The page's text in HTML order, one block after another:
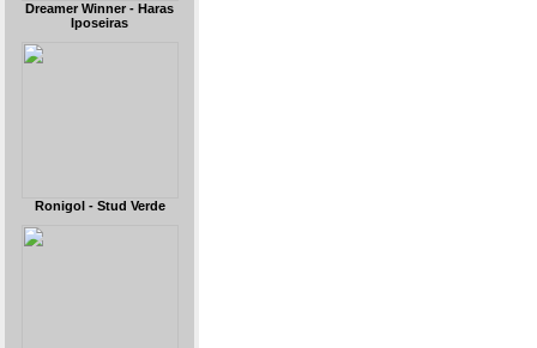
Dreamer Winner - Haras
Iposeiras
Ronigol - Stud Verde